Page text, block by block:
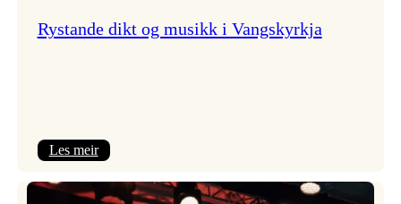
Rystande dikt og musikk i Vangskyrkja
Les meir:
dikt